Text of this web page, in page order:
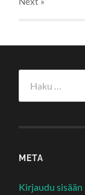
META
Kirjaudu sisään